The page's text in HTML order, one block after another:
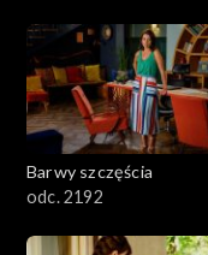
1801–1900
1701–1800
1601–1700
1501–1600
Barwy szczęścia
odc. 2192